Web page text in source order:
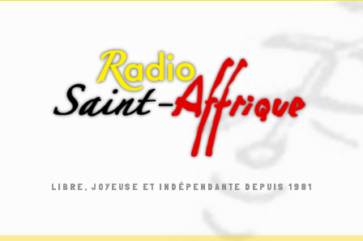
LIBRE, JOYEUSE ET INDÉPENDANTE DEPUIS 1981